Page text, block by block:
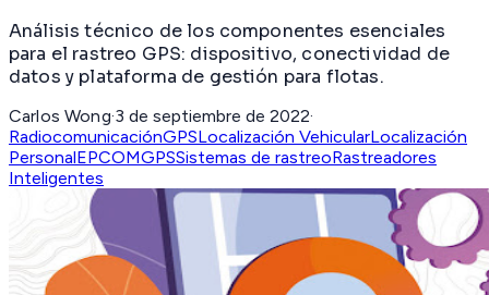
Análisis técnico de los componentes esenciales
para el rastreo GPS: dispositivo, conectividad de
datos y plataforma de gestión para flotas.
Carlos Wong·3 de septiembre de 2022·
RadiocomunicaciónGPSLocalización VehicularLocalización
PersonalEPCOMGPSSistemas de rastreoRastreadores
Inteligentes